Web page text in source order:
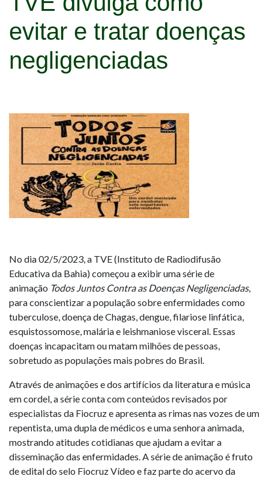
evitar e tratar doenças
negligenciadas
No dia 02/5/2023, a TVE (Instituto de Radiodifusão
Educativa da Bahia) começou a exibir uma série de
animação Todos Juntos Contra as Doenças Negligenciadas,
para conscientizar a população sobre enfermidades como
tuberculose, doença de Chagas, dengue, filariose linfática,
esquistossomose, malária e leishmaniose visceral. Essas
doenças incapacitam ou matam milhões de pessoas,
sobretudo as populações mais pobres do Brasil.
Através de animações e dos artifícios da literatura e música
em cordel, a série conta com conteúdos revisados por
especialistas da Fiocruz e apresenta as rimas nas vozes de um
repentista, uma dupla de médicos e uma senhora animada,
mostrando atitudes cotidianas que ajudam a evitar a
disseminação das enfermidades. A série de animação é fruto
de edital do selo Fiocruz Vídeo e faz parte do acervo da